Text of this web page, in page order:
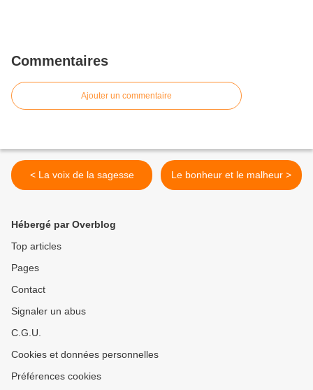
Commentaires
Ajouter un commentaire
< La voix de la sagesse Le bonheur et le malheur >
Hébergé par Overblog
Top articles
Pages
Contact
Signaler un abus
C.G.U.
Cookies et données personnelles
Préférences cookies